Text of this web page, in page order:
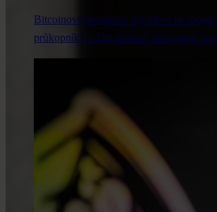
Bitcoinové bohatství. Nýdrlovi se spojují
průkopníky a 120 miliony nakopnou